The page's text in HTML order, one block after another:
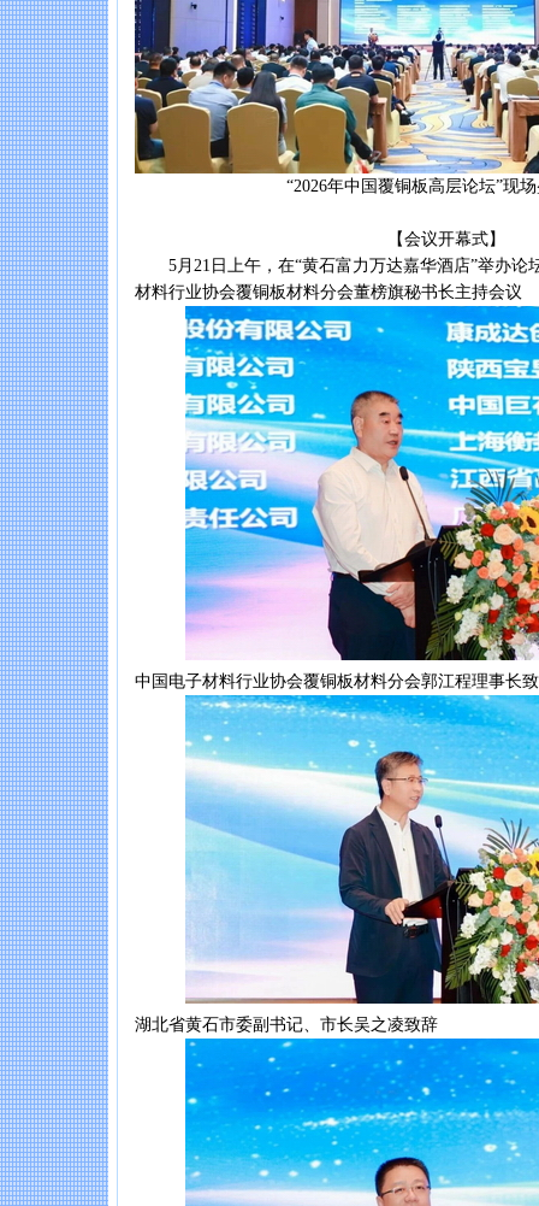
“2026年中国覆铜板高层论坛”现场
【会议开幕式】
5月21日上午，在“黄石富力万达嘉华酒店”举办论
材料行业协会覆铜板材料分会董榜旗秘书长主持会议
中国电子材料行业协会覆铜板材料分会郭江程理事长
湖北省黄石市委副书记、市长吴之凌致辞